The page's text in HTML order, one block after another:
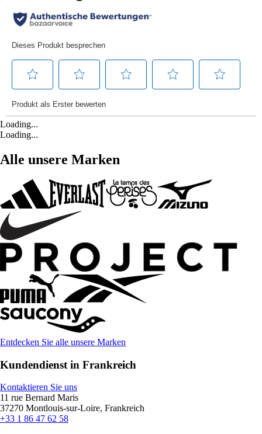
Loading...
Loading...
Alle unsere Marken
Entdecken Sie alle unsere Marken
Kundendienst in Frankreich
Kontaktieren Sie uns
11 rue Bernard Maris
37270 Montlouis-sur-Loire, Frankreich
+33 1 86 47 62 58